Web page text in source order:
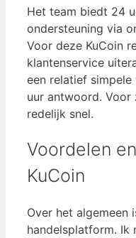
Het team biedt 24
ondersteuning via
Voor deze KuCoin
klantenservice
een relatief simpele
uur antwoord. Voor
redelijk snel.
Voordelen
KuCoin
Over het algemeen
handelsplatform. Ik